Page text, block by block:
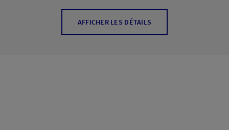
Afin de stabiliser le portefeuille et de réduire les
fluctuations de valeurs, il peut être judicieux de réaliser
AFFICHER LES DÉTAILS